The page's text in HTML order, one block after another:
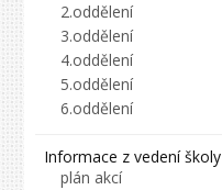
2.oddělení
3.oddělení
4.oddělení
5.oddělení
6.oddělení
Informace z vedení školy
plán akcí